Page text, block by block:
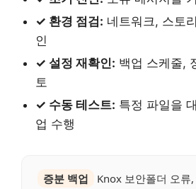
✓ 환경 점검: 네트워크, 스토
인
✓ 설정 재확인: 백업 스케줄,
토
✓ 수동 테스트: 특정 파일을
업 수행
증분 백업
Knox 보안폴더 오류